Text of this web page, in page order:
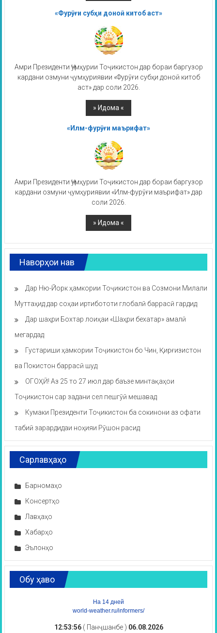
«Фурӯғи субҳи доноӣ китоб аст»
Амри Президенти Ҷумҳурии Тоҷикистон дар бораи баргузор
кардани озмуни ҷумҳуриявии «Фурӯғи субҳи доноӣ китоб
аст» дар соли 2026.
«Илм-фурӯғи маърифат»
Амри Президенти Ҷумҳурии Тоҷикистон дар бораи баргузор
кардани озмуни ҷумҳуриявии «Илм-фурӯғи маърифат» дар
соли 2026.
Наворҳои нав
Дар Ню-Йорк ҳамкории Тоҷикистон ва Созмони Милали
Муттаҳид дар соҳаи иртибототи глобалӣ баррасӣ гардид
Дар шаҳри Бохтар лоиҳаи «Шаҳри бехатар» амалӣ
мегардад
Густариши ҳамкории Тоҷикистон бо Чин, Қирғизистон
ва Покистон баррасӣ шуд
ОГОҲӢ! Аз 25 то 27 июл дар баъзе минтақаҳои
Тоҷикистон сар задани сел пешгӯӣ мешавад
Кумаки Президенти Тоҷикистон ба сокинони аз офати
табиӣ зарардидаи ноҳияи Рӯшон расид
Сарлавҳаҳо
Барномаҳо
Консертҳо
Лавҳаҳо
Хабарҳо
Эълонҳо
Обу ҳаво
На 14 дней
world-weather.ru/informers/
12:53:56( Панҷшанбе ) 06.08.2026